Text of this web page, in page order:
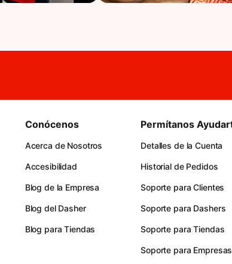
Conócenos
Acerca de Nosotros
Accesibilidad
Blog de la Empresa
Blog del Dasher
Blog para Tiendas
Permítanos
Detalles de la Cuenta
Historial de Pedidos
Soporte para Clientes
Soporte para Dashers
Soporte para Tiendas
Soporte para Empresas